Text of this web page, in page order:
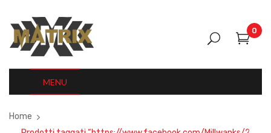
0
MENU
Home